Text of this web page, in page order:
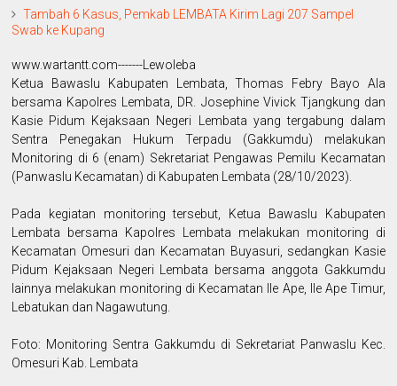
Tambah 6 Kasus, Pemkab LEMBATA Kirim Lagi 207 Sampel
Swab ke Kupang
www.wartantt.com-------Lewoleba
Ketua Bawaslu Kabupaten Lembata, Thomas Febry Bayo Ala
bersama Kapolres Lembata, DR. Josephine Vivick Tjangkung dan
Kasie Pidum Kejaksaan Negeri Lembata yang tergabung dalam
Sentra Penegakan Hukum Terpadu (Gakkumdu) melakukan
Monitoring di 6 (enam) Sekretariat Pengawas Pemilu Kecamatan
(Panwaslu Kecamatan) di Kabupaten Lembata (28/10/2023).
Pada kegiatan monitoring tersebut, Ketua Bawaslu Kabupaten
Lembata bersama Kapolres Lembata melakukan monitoring di
Kecamatan Omesuri dan Kecamatan Buyasuri, sedangkan Kasie
Pidum Kejaksaan Negeri Lembata bersama anggota Gakkumdu
lainnya melakukan monitoring di Kecamatan Ile Ape, Ile Ape Timur,
Lebatukan dan Nagawutung.
Foto: Monitoring Sentra Gakkumdu di Sekretariat Panwaslu Kec.
Omesuri Kab. Lembata